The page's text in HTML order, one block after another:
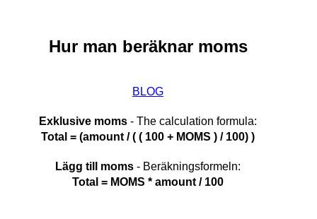
Hur man beräknar moms
BLOG
Exklusive moms - The calculation formula:
Total = (amount / ( ( 100 + MOMS ) / 100) )
Lägg till moms - Beräkningsformeln:
Total = MOMS * amount / 100